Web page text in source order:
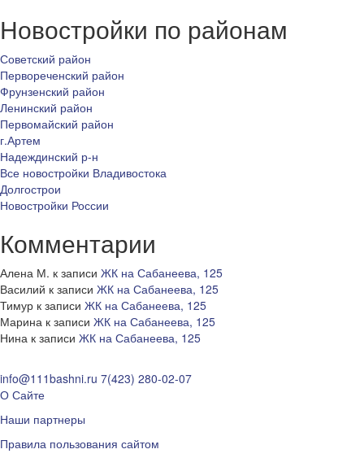
Новостройки по районам
Советский район
Первореченский район
Фрунзенский район
Ленинский район
Первомайский район
г.Артем
Надеждинский р-н
Все новостройки Владивостока
Долгострои
Новостройки России
Комментарии
Алена М. к записи ЖК на Сабанеева, 125
Василий к записи ЖК на Сабанеева, 125
Тимур к записи ЖК на Сабанеева, 125
Марина к записи ЖК на Сабанеева, 125
Нина к записи ЖК на Сабанеева, 125
info@111bashni.ru 7(423) 280-02-07
О Сайте
Наши партнеры
Правила пользования сайтом